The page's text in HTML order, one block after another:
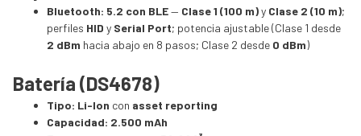
Bluetooth: 5.2 con BLE— Clase 1 (100 m)y Clase 2 (10 m);
perfiles HID y Serial Port; potencia ajustable (Clase 1 desde
2 dBm hacia abajo en 8 pasos; Clase 2 desde 0 dBm)
Batería (DS4678)
Tipo: Li-Ion con asset reporting
Capacidad: 2.500 mAh